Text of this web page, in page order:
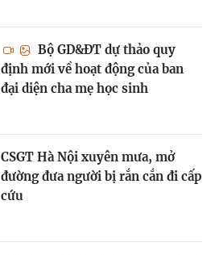
Bộ GD&ĐT dự thảo quy
định mới về hoạt động của ban
đại diện cha mẹ học sinh
CSGT Hà Nội xuyên mưa, mở
đường đưa người bị rắn cắn đi cấp
cứu